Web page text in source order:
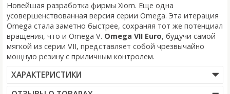
Новейшая разработка фирмы Xiom. Еще одна
усовершенствованная версия серии Omega. Эта итерация
Omega стала заметно быстрее, сохраняя тот же потенциал
вращения, что и Omega V. Omega VII Euro, будучи самой
мягкой из серии VII, представляет собой чрезвычайно
мощную резину с приличным контролем.
ХАРАКТЕРИСТИКИ